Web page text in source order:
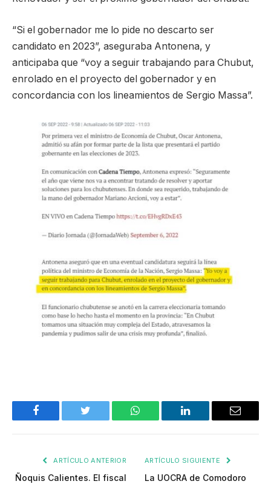
“Si el gobernador me lo pide no descarto ser
candidato en 2023”, aseguraba Antonena, y
anticipaba que “voy a seguir trabajando para Chubut,
enrolado en el proyecto del gobernador y en
concordancia con los lineamientos de Sergio Massa”.
Facebook Twitter WhatsApp LinkedIn Email
ARTÍCULO ANTERIOR
Ñoquis Calientes. El fiscal
ARTÍCULO SIGUIENTE
La UOCRA de Comodoro